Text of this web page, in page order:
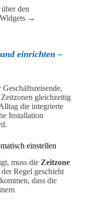
den
→
einrichten –
gleichzeitig
die integrierte
Installation
einstellen
muss die Zeitzone
Regel geschieht
dass die